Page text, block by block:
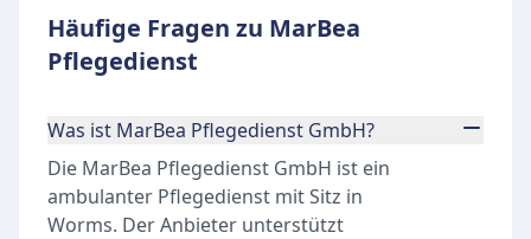
Häufige Fragen zu MarBea
Pflegedienst
Was ist MarBea Pflegedienst GmbH?
Die MarBea Pflegedienst GmbH ist ein
ambulanter Pflegedienst mit Sitz in
Worms. Der Anbieter unterstützt